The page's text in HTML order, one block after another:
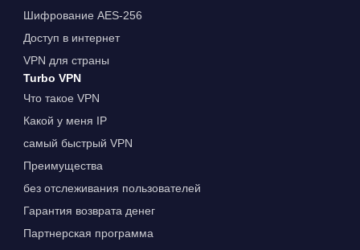
Шифрование AES-256
Доступ в интернет
VPN для страны
Turbo VPN
Что такое VPN
Какой у меня IP
самый быстрый VPN
Преимущества
без отслеживания пользователей
Гарантия возврата денег
Партнерская программа